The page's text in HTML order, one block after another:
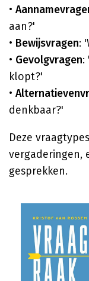
•
aan?'
• Bewijsvragen:
• Gevolgvragen:
klopt?'
•
denkbaar?'
Deze
vergaderingen,
gesprekken.